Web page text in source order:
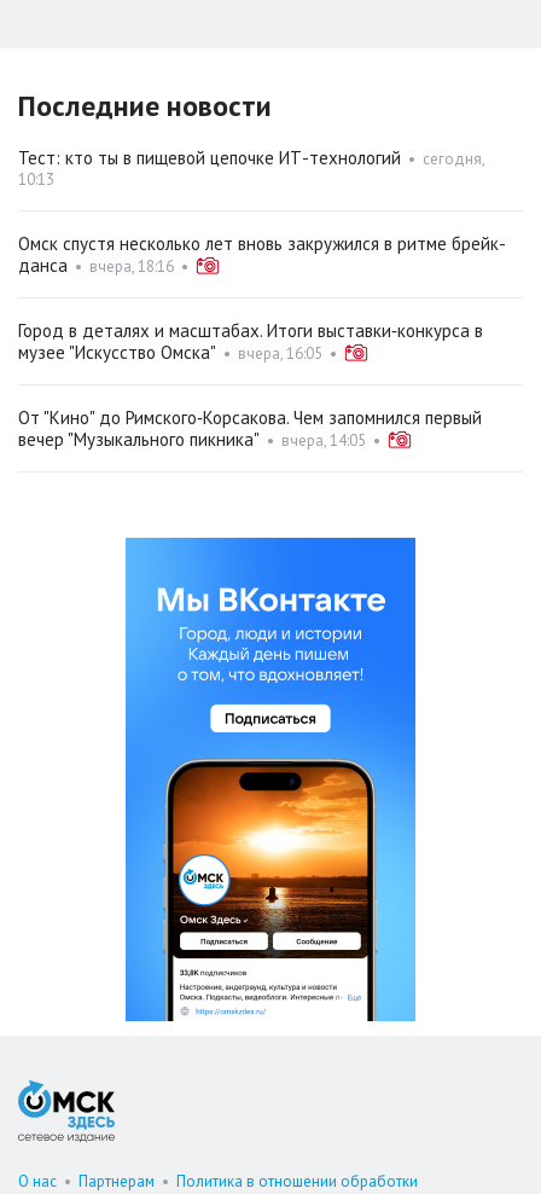
Последние новости
Тест: кто ты в пищевой цепочке ИТ-технологий • сегодня,
10:13
Омск спустя несколько лет вновь закружился в ритме брейк-
данса • вчера, 18:16 •
Город в деталях и масштабах. Итоги выставки‑конкурса в
музее "Искусство Омска" • вчера, 16:05 •
От "Кино" до Римского‑Корсакова. Чем запомнился первый
вечер "Музыкального пикника" • вчера, 14:05 •
О нас • Партнерам • Политика в отношении обработки